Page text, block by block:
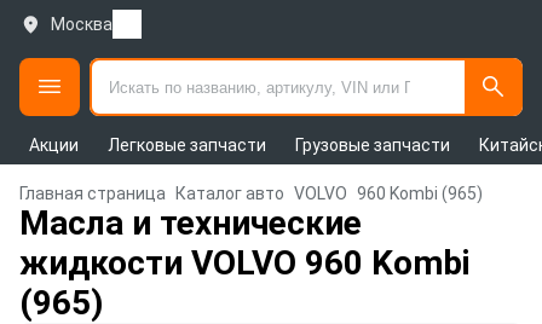
Москва
Акции Легковые запчасти Грузовые запчасти
Главная страница Каталог авто VOLVO 960 Kombi (965)
Масла и технические
жидкости VOLVO 960 Kombi
(965)